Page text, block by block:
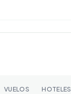
VUELOS HOTELES